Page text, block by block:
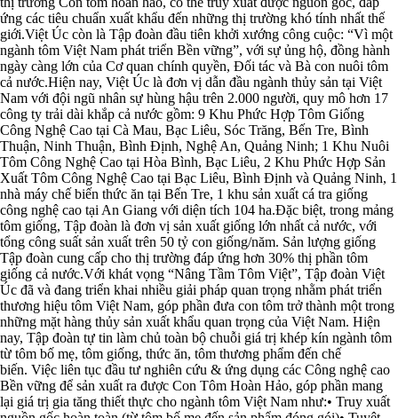
ứng các tiêu chuẩn xuất khẩu đến những thị trường khó tính nhất thế
giới.Việt Úc còn là Tập đoàn đầu tiên khởi xướng công cuộc: “Vì một
ngành tôm Việt Nam phát triển Bền vững”, với sự ủng hộ, đồng hành
ngày càng lớn của Cơ quan chính quyền, Đối tác và Bà con nuôi tôm
cả nước.Hiện nay, Việt Úc là đơn vị dẫn đầu ngành thủy sản tại Việt
Nam với đội ngũ nhân sự hùng hậu trên 2.000 người, quy mô hơn 17
công ty trải dài khắp cả nước gồm: 9 Khu Phức Hợp Tôm Giống
Công Nghệ Cao tại Cà Mau, Bạc Liêu, Sóc Trăng, Bến Tre, Bình
Thuận, Ninh Thuận, Bình Định, Nghệ An, Quảng Ninh; 1 Khu Nuôi
Tôm Công Nghệ Cao tại Hòa Bình, Bạc Liêu, 2 Khu Phức Hợp Sản
Xuất Tôm Công Nghệ Cao tại Bạc Liêu, Bình Định và Quảng Ninh, 1
nhà máy chế biến thức ăn tại Bến Tre, 1 khu sản xuất cá tra giống
công nghệ cao tại An Giang với diện tích 104 ha.Đặc biệt, trong mảng
tôm giống, Tập đoàn là đơn vị sản xuất giống lớn nhất cả nước, với
tổng công suất sản xuất trên 50 tỷ con giống/năm. Sản lượng giống
Tập đoàn cung cấp cho thị trường đáp ứng hơn 30% thị phần tôm
giống cả nước.Với khát vọng “Nâng Tầm Tôm Việt”, Tập đoàn Việt
Úc đã và đang triển khai nhiều giải pháp quan trọng nhằm phát triển
thương hiệu tôm Việt Nam, góp phần đưa con tôm trở thành một trong
những mặt hàng thủy sản xuất khẩu quan trọng của Việt Nam. Hiện
nay, Tập đoàn tự tin làm chủ toàn bộ chuỗi giá trị khép kín ngành tôm
từ tôm bố mẹ, tôm giống, thức ăn, tôm thương phẩm đến chế
biến. Việc liên tục đầu tư nghiên cứu & ứng dụng các Công nghệ cao
Bền vững để sản xuất ra được Con Tôm Hoàn Hảo, góp phần mang
lại giá trị gia tăng thiết thực cho ngành tôm Việt Nam như:• Truy xuất